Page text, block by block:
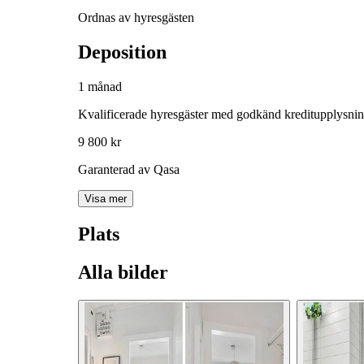
Ordnas av hyresgästen
Deposition
1 månad
Kvalificerade hyresgäster med godkänd
9 800 kr
Garanterad av Qasa
Visa mer
Plats
Alla bilder